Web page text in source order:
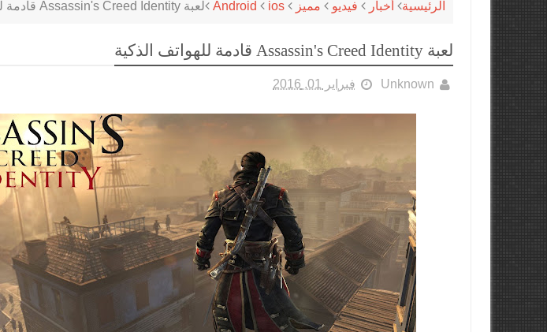
الرئيسية أخبار فيديو مميز Android ios لعبة Assassin's Creed Identity قادمة للهواتف الذكية
لعبة Assassin's Creed Identity قادمة للهواتف الذكية
Unknown فبراير 01, 2016